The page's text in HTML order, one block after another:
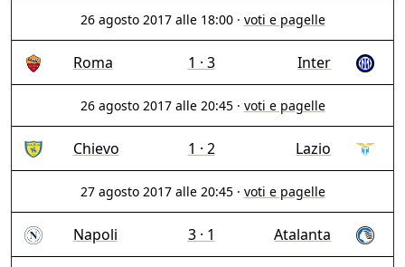
26 agosto 2017 alle 18:00 · voti e pagelle
Roma 1 · 3 Inter
26 agosto 2017 alle 20:45 · voti e pagelle
Chievo 1 · 2 Lazio
27 agosto 2017 alle 20:45 · voti e pagelle
Napoli 3 · 1 Atalanta